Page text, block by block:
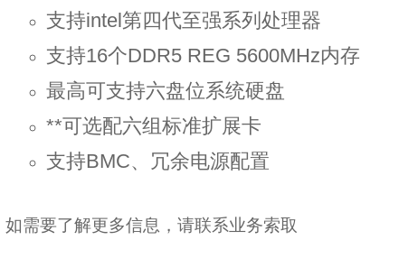
支持intel第四代至强系列处理器
支持16个DDR5 REG 5600MHz内存
最高可支持六盘位系统硬盘
**可选配六组标准扩展卡
支持BMC、冗余电源配置
如需要了解更多信息，请联系业务索取